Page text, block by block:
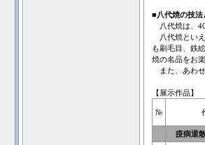
■ 八代焼の技法
八代焼は、
八代焼といえ
も刷毛目、鉄
焼の名品をお
また、あわせ
【展示作品】
№
疫病退